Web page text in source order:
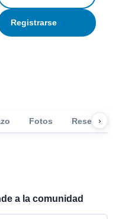
Registrarse
Fotos Reseñas
›
a la comunidad